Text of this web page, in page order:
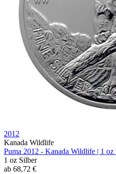
2012
Kanada Wildlife
Puma 2012 - Kanada Wildlife | 1 oz
1 oz Silber
ab 68,72 €